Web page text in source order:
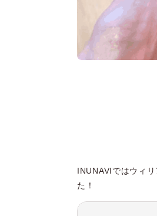
INUNAVIではウィ
た！